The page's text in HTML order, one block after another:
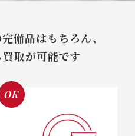
備品はもちろん、
取が可能です
OK